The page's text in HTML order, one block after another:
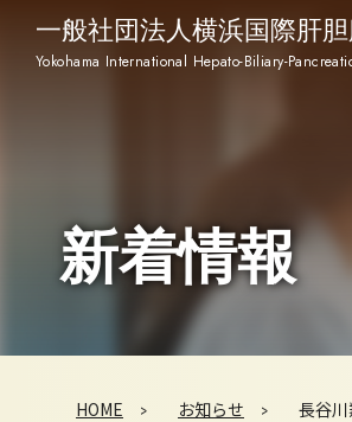
一般社団法人横浜国際肝
Yokohama International Hepato-Biliary-
新着情報
HOME お知らせ 長谷